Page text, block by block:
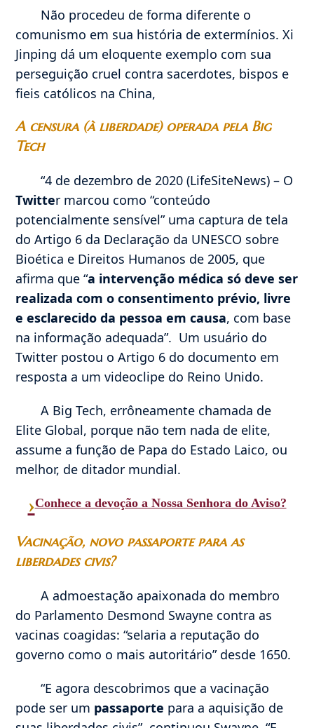
Não procedeu de forma diferente o
comunismo em sua história de extermínios. Xi
Jinping dá um eloquente exemplo com sua
perseguição cruel contra sacerdotes, bispos e
fieis católicos na China,
A censura (à liberdade) operada pela Big
Tech
“4 de dezembro de 2020 (LifeSiteNews) – O
Twitter marcou como “conteúdo
potencialmente sensível” uma captura de tela
do Artigo 6 da Declaração da UNESCO sobre
Bioética e Direitos Humanos de 2005, que
afirma que “a intervenção médica só deve ser
realizada com o consentimento prévio, livre
e esclarecido da pessoa em causa, com base
na informação adequada”. Um usuário do
Twitter postou o Artigo 6 do documento em
resposta a um videoclipe do Reino Unido.
A Big Tech, errôneamente chamada de
Elite Global, porque não tem nada de elite,
assume a função de Papa do Estado Laico, ou
melhor, de ditador mundial.
›Conhece a devoção a Nossa Senhora do Aviso?
Vacinação, novo passaporte para as
liberdades civis?
A admoestação apaixonada do membro
do Parlamento Desmond Swayne contra as
vacinas coagidas: “selaria a reputação do
governo como o mais autoritário” desde 1650.
“E agora descobrimos que a vacinação
pode ser um passaporte para a aquisição de